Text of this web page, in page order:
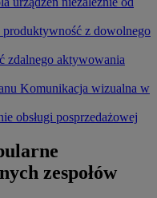
produktywność z dowolnego
zdalnego aktywowania
Komunikacja wizualna w
obsługi posprzedażowej
zespołów